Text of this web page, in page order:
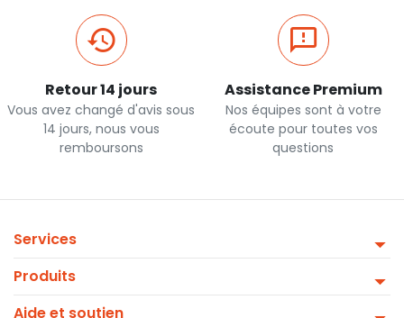
Retour 14 jours
Vous avez changé d'avis sous
14 jours, nous vous
remboursons
Assistance Premium
Nos équipes sont à votre
écoute pour toutes vos
questions
Services
Produits
Aide et soutien